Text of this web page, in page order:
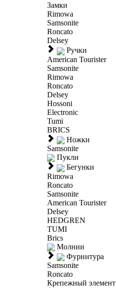
Замки
Rimowa
Samsonite
Roncato
Delsey
Ручки
American Tourister
Samsonite
Rimowa
Roncato
Delsey
Hossoni
Electronic
Tumi
BRICS
Ножки
Samsonite
Пукли
Бегунки
Rimowa
Roncato
Samsonite
American Tourister
Delsey
HEDGREN
TUMI
Brics
Молнии
Фурнитура
Samsonite
Roncato
Крепежный элемент